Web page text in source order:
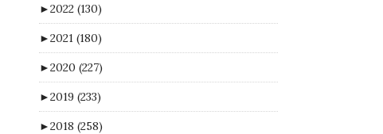
►2022 (130)
►2021 (180)
►2020 (227)
►2019 (233)
►2018 (258)